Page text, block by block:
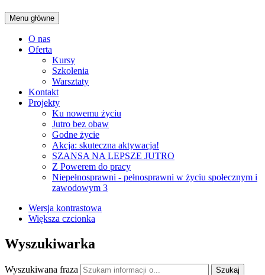
Menu główne
O nas
Oferta
Kursy
Szkolenia
Warsztaty
Kontakt
Projekty
Ku nowemu życiu
Jutro bez obaw
Godne życie
Akcja: skuteczna aktywacja!
SZANSA NA LEPSZE JUTRO
Z Powerem do pracy
Niepełnosprawni - pełnosprawni w życiu społecznym i
zawodowym 3
Wersja kontrastowa
Większa czcionka
Wyszukiwarka
Wyszukiwana fraza Szukaj